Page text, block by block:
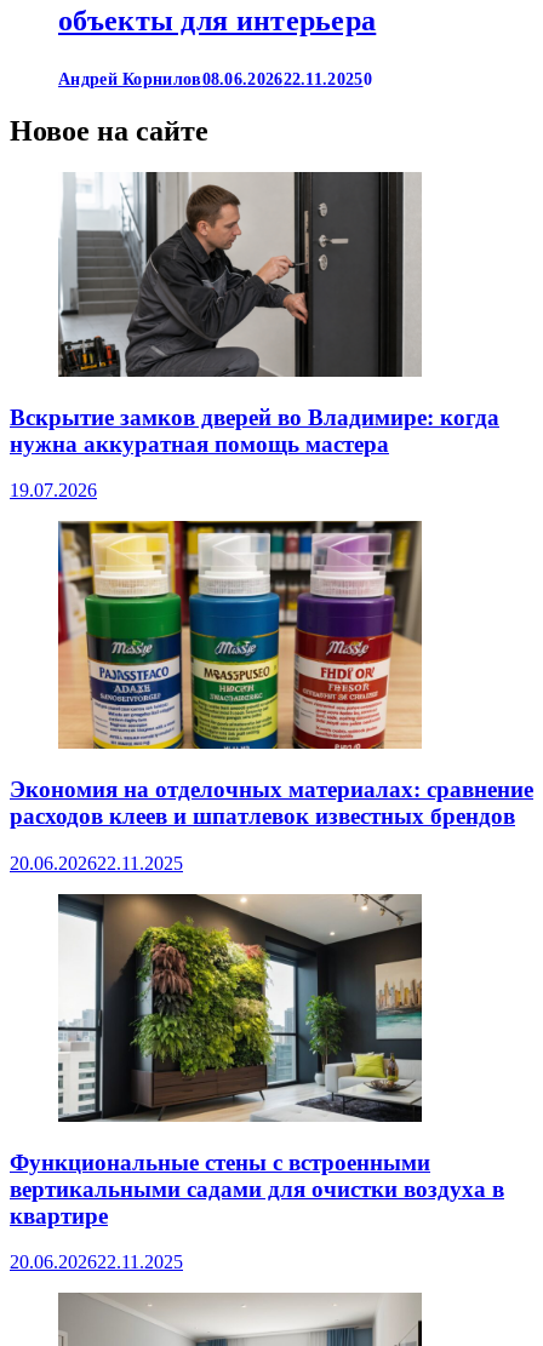
объекты для интерьера
Андрей Корнилов08.06.202622.11.20250
Новое на сайте
Вскрытие замков дверей во Владимире: когда
нужна аккуратная помощь мастера
19.07.2026
Экономия на отделочных материалах: сравнение
расходов клеев и шпатлевок известных брендов
20.06.202622.11.2025
Функциональные стены с встроенными
вертикальными садами для очистки воздуха в
квартире
20.06.202622.11.2025